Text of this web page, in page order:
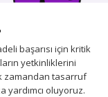
başarısı için kritik
yetkinliklerini
zamandan tasarruf
yardımcı oluyoruz.